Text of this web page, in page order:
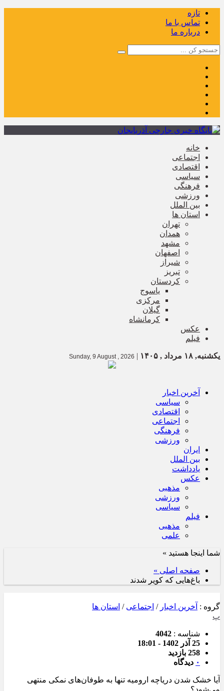
تازه
تماس با ما
درباره ما
خانه
اجتماعی
اقتصادی
سیاسی
فرهنگی
ورزشی
بین الملل
استان ها
تهران
همدان
مشهد
اصفهان
شیراز
تبریز
کردستان
یاسوج
مرکزی
گیلان
کرمانشاه
عکس
فیلم
یکشنبه, ۱۸ مرداد , ۱۴۰۵ |
Sunday, 9 August , 2026
آخرین اخبار
سیاسی
اقتصادی
اجتماعی
فرهنگی
ورزشی
ایران
بین الملل
یادداشت
عکس
مذهبی
ورزشی
سیاسی
فیلم
مذهبی
علمی
شما اینجا هستید »
صفحه اصلی »
باغ‌هایی که کویر شدند
گروه : آخرین اخبار / اجتماعی / استان ها
پ
شناسه : 4042
25 آذر 1402 - 18:01
258 بازدید
۰ دیدگاه
آیا خشک شدن دریاچه ارومیه تنها به طوفان‌های نمکی منتهی
می‌شود؟